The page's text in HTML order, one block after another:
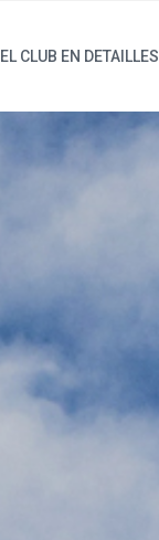
EL CLUB EN DETAILLES